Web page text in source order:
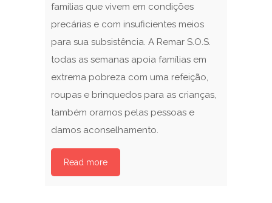
famílias que vivem em condições
precárias e com insuficientes meios
para sua subsistência. A Remar S.O.S.
todas as semanas apoia famílias em
extrema pobreza com uma refeição,
roupas e brinquedos para as crianças,
também oramos pelas pessoas e
damos aconselhamento.
Read more